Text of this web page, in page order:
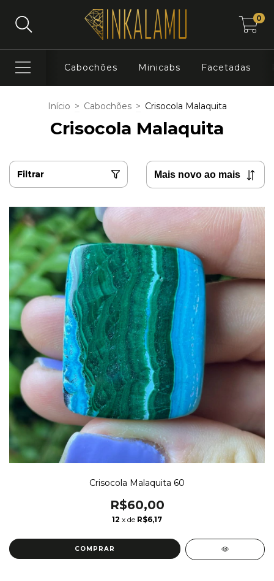
0
Cabochões Minicabs Facetadas
Início > Cabochões > Crisocola Malaquita
Crisocola Malaquita
Filtrar
Crisocola Malaquita 60
R$60,00
12 x de R$6,17